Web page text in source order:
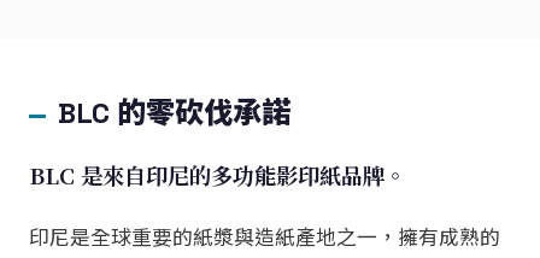
BLC 的零砍伐承諾
BLC 是來自印尼的多功能影印紙品牌。
印尼是全球重要的紙漿與造紙產地之一，擁有成熟的